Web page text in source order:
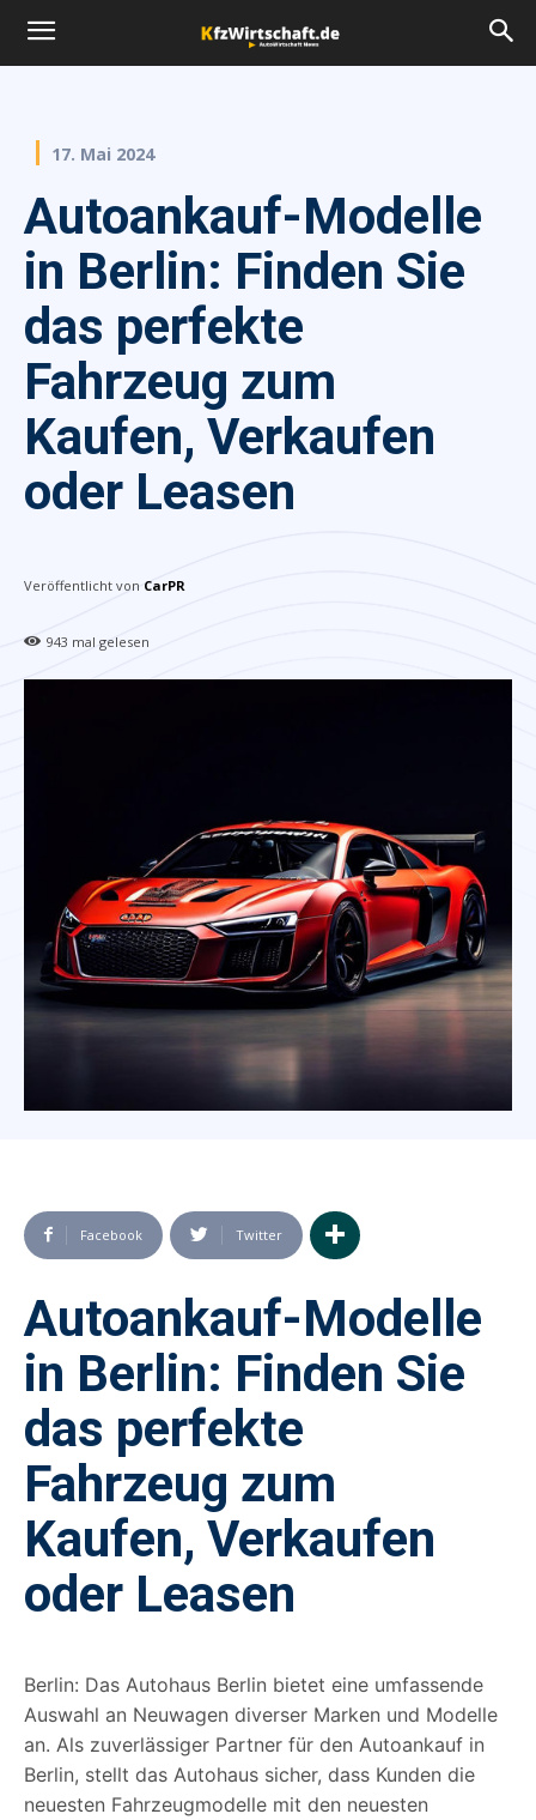
17. Mai 2024
Autoankauf-Modelle
in Berlin: Finden Sie
das perfekte
Fahrzeug zum
Kaufen, Verkaufen
oder Leasen
Veröffentlicht von CarPR
943 mal gelesen
Facebook Twitter
Autoankauf-Modelle
in Berlin: Finden Sie
das perfekte
Fahrzeug zum
Kaufen, Verkaufen
oder Leasen
Berlin: Das Autohaus Berlin bietet eine umfassende
Auswahl an Neuwagen diverser Marken und Modelle
an. Als zuverlässiger Partner für den Autoankauf in
Berlin, stellt das Autohaus sicher, dass Kunden die
neuesten Fahrzeugmodelle mit den neuesten